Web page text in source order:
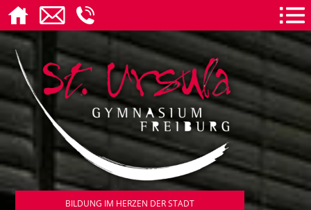
BILDUNG IM HERZEN DER STADT